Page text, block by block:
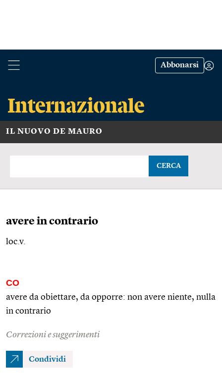
Abbonarsi
IL NUOVO DE MAURO
CERCA
avere in contrario
loc.v.
CO
avere da obiettare, da opporre: non avere niente, nulla
in contrario
Correzioni e suggerimenti
Condividi